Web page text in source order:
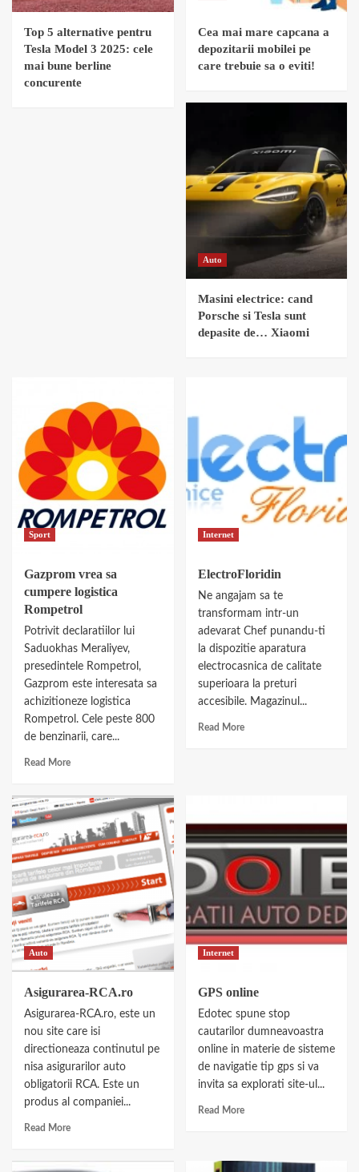
Top 5 alternative pentru
Tesla Model 3 2025: cele
mai bune berline
concurente
Cea mai mare capcana a
depozitarii mobilei pe
care trebuie sa o eviti!
Auto
Masini electrice: cand
Porsche si Tesla sunt
depasite de… Xiaomi
Sport
Gazprom vrea sa
cumpere logistica
Rompetrol
Potrivit declaratiilor lui
Saduokhas Meraliyev,
presedintele Rompetrol,
Gazprom este interesata sa
achizitioneze logistica
Rompetrol. Cele peste 800
de benzinarii, care...
Read More
Internet
ElectroFloridin
Ne angajam sa te
transformam intr-un
adevarat Chef punandu-ti
la dispozitie aparatura
electrocasnica de calitate
superioara la preturi
accesibile. Magazinul...
Read More
Auto
Asigurarea-RCA.ro
Asigurarea-RCA.ro, este un
nou site care isi
directioneaza continutul pe
nisa asigurarilor auto
obligatorii RCA. Este un
produs al companiei...
Read More
Internet
GPS online
Edotec spune stop
cautarilor dumneavoastra
online in materie de sisteme
de navigatie tip gps si va
invita sa explorati site-ul...
Read More